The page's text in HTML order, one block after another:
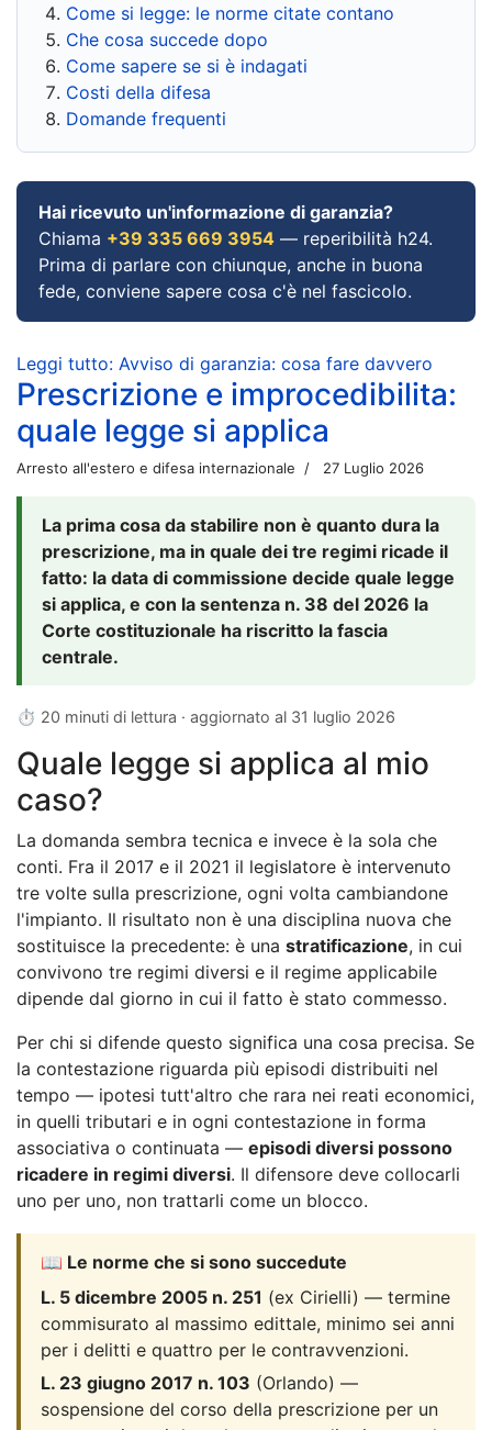
Come si legge: le norme citate contano
Che cosa succede dopo
Come sapere se si è indagati
Costi della difesa
Domande frequenti
Hai ricevuto un'informazione di garanzia?
Chiama +39 335 669 3954 — reperibilità h24.
Prima di parlare con chiunque, anche in buona
fede, conviene sapere cosa c'è nel fascicolo.
Leggi tutto: Avviso di garanzia: cosa fare davvero
Prescrizione e improcedibilita:
quale legge si applica
Arresto all'estero e difesa internazionale 27 Luglio 2026
La prima cosa da stabilire non è quanto dura la
prescrizione, ma in quale dei tre regimi ricade il
fatto: la data di commissione decide quale legge
si applica, e con la sentenza n. 38 del 2026 la
Corte costituzionale ha riscritto la fascia
centrale.
⏱ 20 minuti di lettura · aggiornato al 31 luglio 2026
Quale legge si applica al mio
caso?
La domanda sembra tecnica e invece è la sola che
conti. Fra il 2017 e il 2021 il legislatore è intervenuto
tre volte sulla prescrizione, ogni volta cambiandone
l'impianto. Il risultato non è una disciplina nuova che
sostituisce la precedente: è una stratificazione, in cui
convivono tre regimi diversi e il regime applicabile
dipende dal giorno in cui il fatto è stato commesso.
Per chi si difende questo significa una cosa precisa. Se
la contestazione riguarda più episodi distribuiti nel
tempo — ipotesi tutt'altro che rara nei reati economici,
in quelli tributari e in ogni contestazione in forma
associativa o continuata — episodi diversi possono
ricadere in regimi diversi. Il difensore deve collocarli
uno per uno, non trattarli come un blocco.
📖 Le norme che si sono succedute
L. 5 dicembre 2005 n. 251 (ex Cirielli) — termine
commisurato al massimo edittale, minimo sei anni
per i delitti e quattro per le contravvenzioni.
L. 23 giugno 2017 n. 103 (Orlando) —
sospensione del corso della prescrizione per un